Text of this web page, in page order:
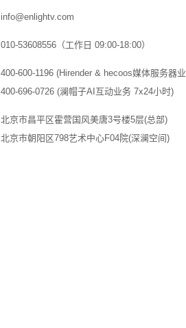
info@enlightv.com
010-53608556（工作日 09:00-18:00）
400-600-1196 (Hirender & hecoos媒体服务器
400-696-0726 (澜帽子AI互动业务 7x24小时)
北京市昌平区霍营国风美唐3号楼5层(总部)
北京市朝阳区798艺术中心F04院(深澜空间)